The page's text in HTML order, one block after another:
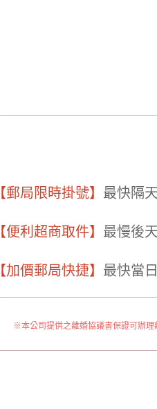
【郵局限時掛號】 最快隔
【便利超商取件】 最慢後
【加價郵局快捷】 最快當
※本公司提供之離婚協議書保證可辦理